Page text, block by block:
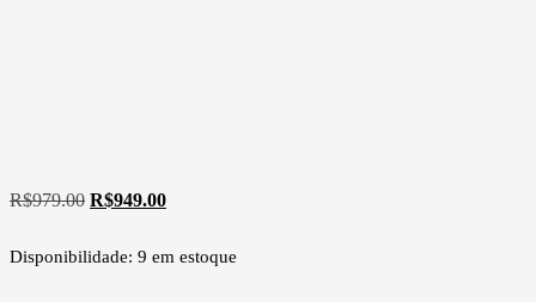
R$979.00 R$949.00
Disponibilidade: 9 em estoque